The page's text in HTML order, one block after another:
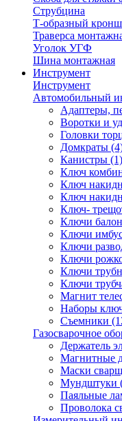
Струбцина
Т-образный
Траверса
Уголок УГФ
Шина монтажная
Инструмент
Инструмент
Автомобильный
Адаптеры,
Воротки и
Головки
Домкраты
Канистры (1)
Ключ
Ключ
Ключ
Ключ-
Ключи
Ключи
Ключи
Ключи
Ключи
Ключи
Магнит
Наборы
Съемники
Газосварочное
Держатель
Магнитные
Маски
Мундштуки
Паяльные
Проволока